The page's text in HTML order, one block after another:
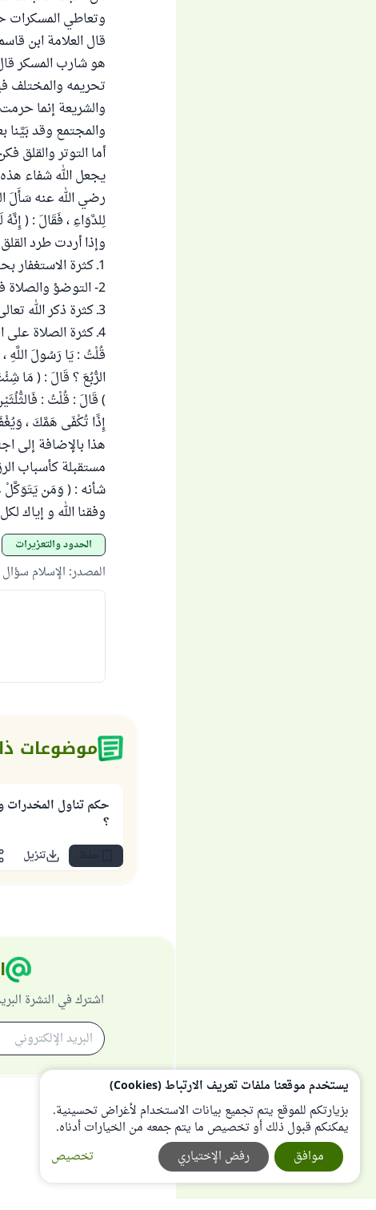
وتعاطي المسكرات
هو شارب المسكر
تحريمه والمختلف
والشريعة إنما
والمجتمع وقد
أما التوتر
رضي الله عنه سَأَلَ
لِلدَّوَاءِ ، فَقَالَ : (
وإذا أردت طرد
1ـ كثرة الاستغفار بحضور قلب .
2- التوضؤ والصلاة فإنها من أعظم أسباب العون على الصبر على المكاره وطرد الغم .
3ـ كثرة ذكر الله تعالى ، فإنه سبيل أكيد لحصول الطمأنينة والسكينة .
قُلْتُ : يَا رَسُولَ
الرُّبُعَ ؟ قَالَ : ( مَا
) قَالَ : قُلْتُ :
إِذًا تُكْفَى هَمَّكَ ،
هذا بالإضافة إلى
مستقبلة كأسباب
شأنه : ( وَمَن يَتَوَكَّلْ
وفقنا الله و إياك
الحدود والتعزيرات
المصدر: الإسلام
موضوعات
حكم تناول المخدرات
؟
تنزيل
اشترك في النشرة
يستخدم موقعنا ملفات تعريف الارتباط (Cookies)
بزيارتكم للموقع يتم تجميع بيانات الاستخدام لأغراض تحسينية.
يمكنكم قبول ذلك أو تخصيص ما يتم جمعه من الخيارات أدناه.
تخصيص
رفض الإختياري موافق